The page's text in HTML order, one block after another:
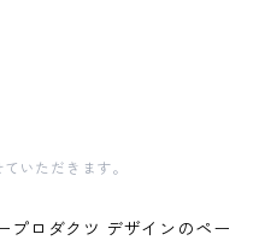
いただきます。
ロダクツ デザインのペー